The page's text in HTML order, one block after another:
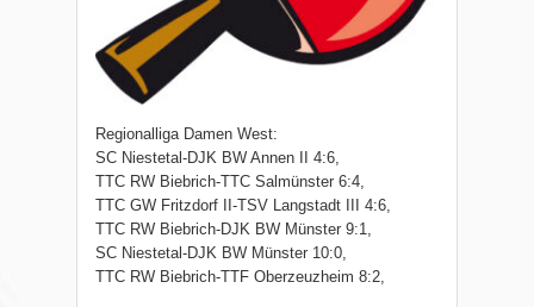
Regionalliga Damen West:
SC Niestetal-DJK BW Annen II 4:6,
TTC RW Biebrich-TTC Salmünster 6:4,
TTC GW Fritzdorf II-TSV Langstadt III 4:6,
TTC RW Biebrich-DJK BW Münster 9:1,
SC Niestetal-DJK BW Münster 10:0,
TTC RW Biebrich-TTF Oberzeuzheim 8:2,